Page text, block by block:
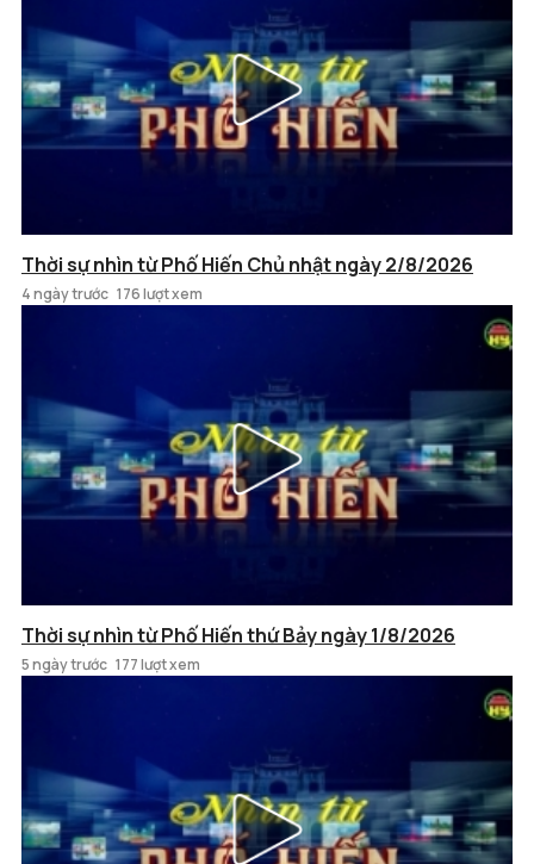
Thời sự nhìn từ Phố Hiến Chủ nhật ngày 2/8/2026
4 ngày trước 176 lượt xem
Thời sự nhìn từ Phố Hiến thứ Bảy ngày 1/8/2026
5 ngày trước 177 lượt xem